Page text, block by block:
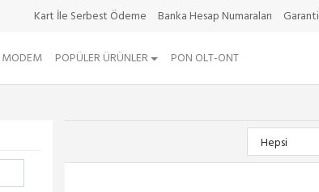
Kart İle Serbest Ödeme Banka Hesap Numaraları
POPÜLER ÜRÜNLER PON OLT-ONT